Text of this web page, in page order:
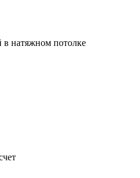
натяжном потолке